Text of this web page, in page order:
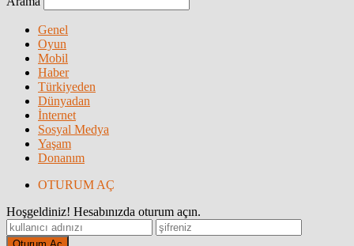
Genel
Oyun
Mobil
Haber
Türkiyeden
Dünyadan
İnternet
Sosyal Medya
Yaşam
Donanım
OTURUM AÇ
Hoşgeldiniz! Hesabınızda oturum açın.